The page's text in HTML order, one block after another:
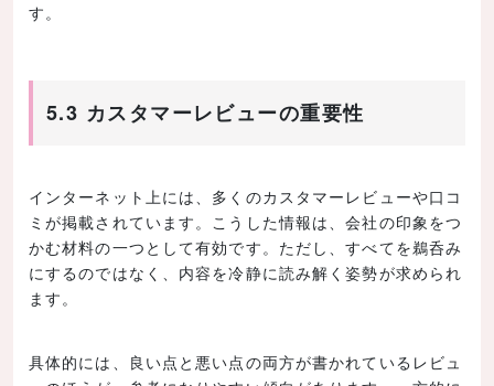
す。
5.3 カスタマーレビューの重要性
インターネット上には、多くのカスタマーレビューや口コ
ミが掲載されています。こうした情報は、会社の印象をつ
かむ材料の一つとして有効です。ただし、すべてを鵜呑み
にするのではなく、内容を冷静に読み解く姿勢が求められ
ます。
具体的には、良い点と悪い点の両方が書かれているレビュ